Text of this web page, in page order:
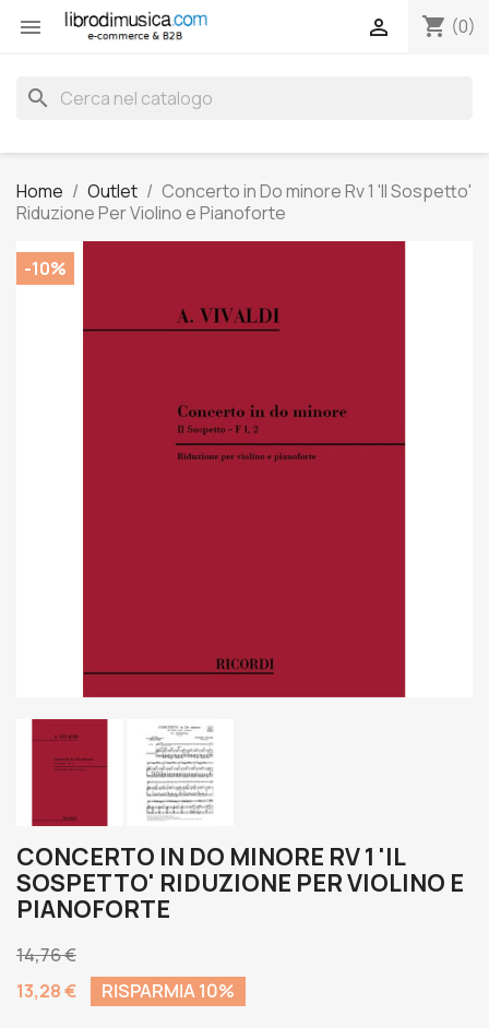
 shopping_cart (0)

search
Home Outlet
Concerto in Do minore Rv 1 'Il Sospetto'
Riduzione Per Violino e Pianoforte
-10%
CONCERTO IN DO MINORE RV 1 'IL
SOSPETTO' RIDUZIONE PER VIOLINO E
PIANOFORTE
14,76 €
13,28 €
RISPARMIA 10%